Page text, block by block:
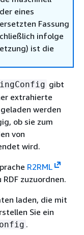
eines
Fassung
infolge
ist die
gibt
extrahierte
werden
ob sie zum
von
wird.
R2RML
zuzuordnen.
laden, die mit
Sie ein
.